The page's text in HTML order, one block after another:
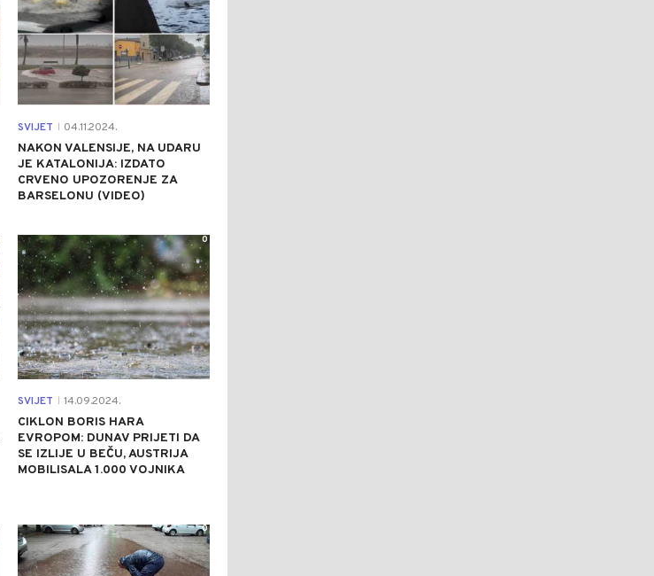
SVIJET 04.11.2024.
NAKON VALENSIJE, NA UDARU
JE KATALONIJA: IZDATO
CRVENO UPOZORENJE ZA
BARSELONU (VIDEO)
SVIJET 14.09.2024.
CIKLON BORIS HARA
EVROPOM: DUNAV PRIJETI DA
SE IZLIJE U BEČU, AUSTRIJA
MOBILISALA 1.000 VOJNIKA
0
0